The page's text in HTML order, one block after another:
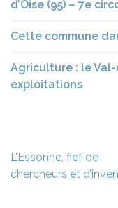
d’Oise (95) – 7e
Cette commune
Agriculture : le
exploitations
Navigation
de
L’Essonne, fief de
chercheurs et